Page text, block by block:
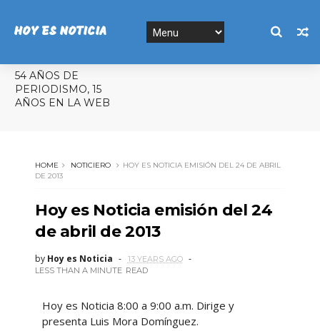
HOY ES NOTICIA
54 AÑOS DE
PERIODISMO, 15
AÑOS EN LA WEB
HOME NOTICIERO
HOY ES NOTICIA EMISIÓN DEL 24 DE ABRIL
DE 2013
Hoy es Noticia emisión del 24
de abril de 2013
by Hoy es Noticia
13 YEARS AGO
LESS THAN A MINUTE READ
Hoy es Noticia 8:00 a 9:00 a.m. Dirige y
presenta Luis Mora Domínguez.